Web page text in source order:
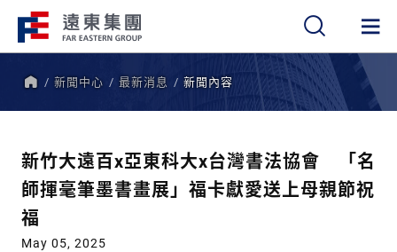
新聞中心 最新消息 新聞內容
新竹大遠百x亞東科大x台灣書法協會 「名
師揮毫筆墨書畫展」福卡獻愛送上母親節祝
福
May 05, 2025